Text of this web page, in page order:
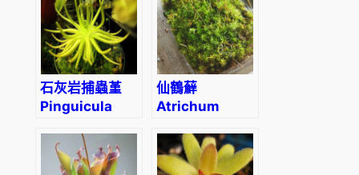
石灰岩捕蟲堇
Pinguicula
仙鶴蘚
Atrichum